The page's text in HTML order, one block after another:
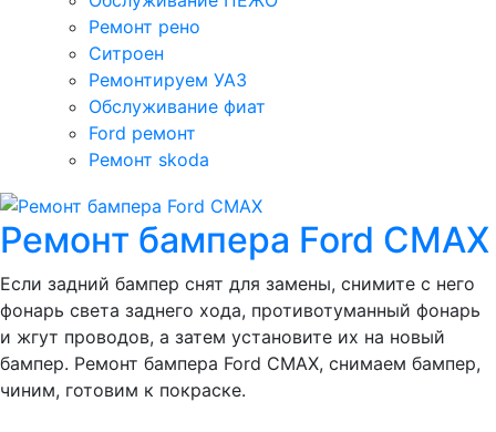
Ремонт рено
Ситроен
Ремонтируем УАЗ
Обслуживание фиат
Ford ремонт
Ремонт skoda
Ремонт бампера Ford CMAX
Если задний бампер снят для замены, снимите с него
фонарь света заднего хода, противотуманный фонарь
и жгут проводов, а затем установите их на новый
бампер. Ремонт бампера Ford CMAX, снимаем бампер,
чиним, готовим к покраске.